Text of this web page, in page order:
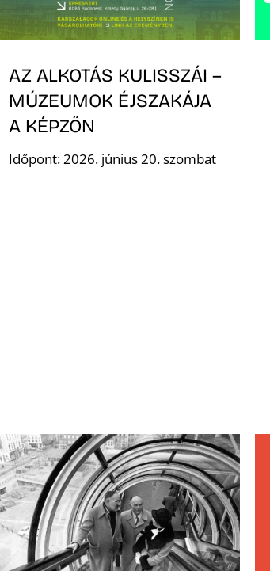
AZ ALKOTÁS KULISSZÁI –
MÚZEUMOK ÉJSZAKÁJA
A KÉPZŐN
Időpont: 2026. június 20. szombat